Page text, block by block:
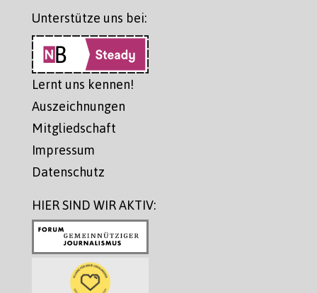
Unterstütze uns bei:
Lernt uns kennen!
Auszeichnungen
Mitgliedschaft
Impressum
Datenschutz
HIER SIND WIR AKTIV: